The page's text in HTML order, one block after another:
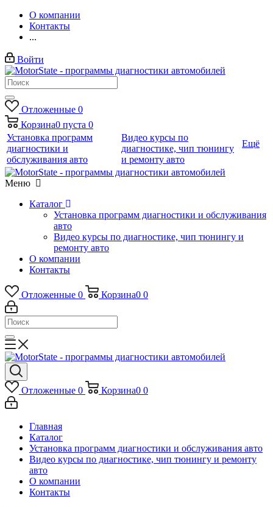
О компании
Контакты
...
Войти
Отложенные 0
Корзина0 пуста 0
Установка программ
диагностики и
обслуживания авто
Видео курсы по
диагностике, чип тюнингу
и ремонту авто
Ещё
Меню
Каталог
Установка программ диагностики и обслуживания
авто
Видео курсы по диагностике, чип тюнингу и
ремонту авто
О компании
Контакты
Отложенные 0 Корзина0 0
Отложенные 0 Корзина0 0
Главная
Каталог
Установка программ диагностики и обслуживания авто
Видео курсы по диагностике, чип тюнингу и ремонту
авто
О компании
Контакты